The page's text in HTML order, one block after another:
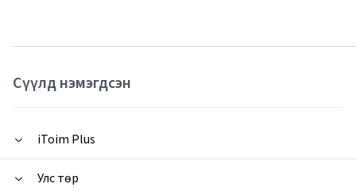
Сүүлд нэмэгдсэн
iToim Plus
Улс төр